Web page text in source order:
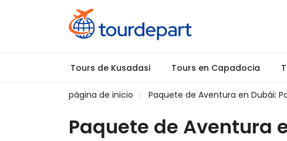
Tours de Kusadasi Tours en Capadocia
página de inicio Paquete de Aventura en Dubái:
Paquete de Aventura